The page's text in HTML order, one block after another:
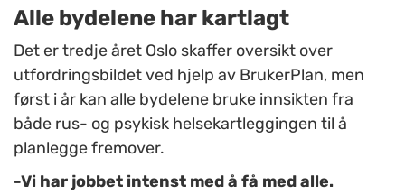
Alle bydelene har kartlagt
Det er tredje året Oslo skaffer oversikt over
utfordringsbildet ved hjelp av BrukerPlan, men
først i år kan alle bydelene bruke innsikten fra
både rus- og psykisk helsekartleggingen til å
planlegge fremover.
-Vi har jobbet intenst med å få med alle.